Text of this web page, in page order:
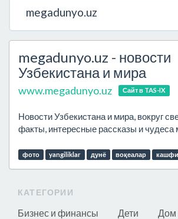
megadunyo.uz - новости
Узбекистана и мира
www.megadunyo.uz Сайт в TAS-IX
Новости Узбекистана и мира, вокруг
факты, интересные рассказы и чудеса
фото yangiliklar дунё воқеалар
КАТЕГОРИИ
Бизнес и финансы Дети Дом